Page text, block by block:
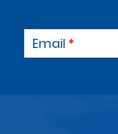
Email